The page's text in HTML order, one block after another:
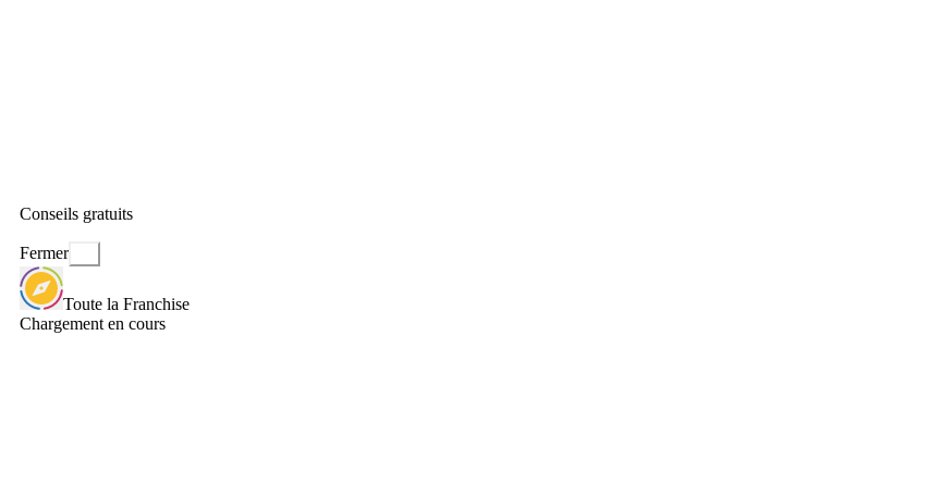
Conseils gratuits
Fermer
Toute la Franchise
Chargement en cours